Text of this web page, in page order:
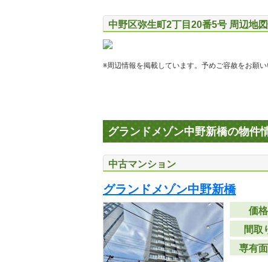
中野区弥生町2丁目20番5号 周辺地
※周辺情報を掲載しています。予めご容赦をお願い
グランドメゾン中野新橋の物件
中古マンション
グランドメゾン中野新橋
価格
間取
専有